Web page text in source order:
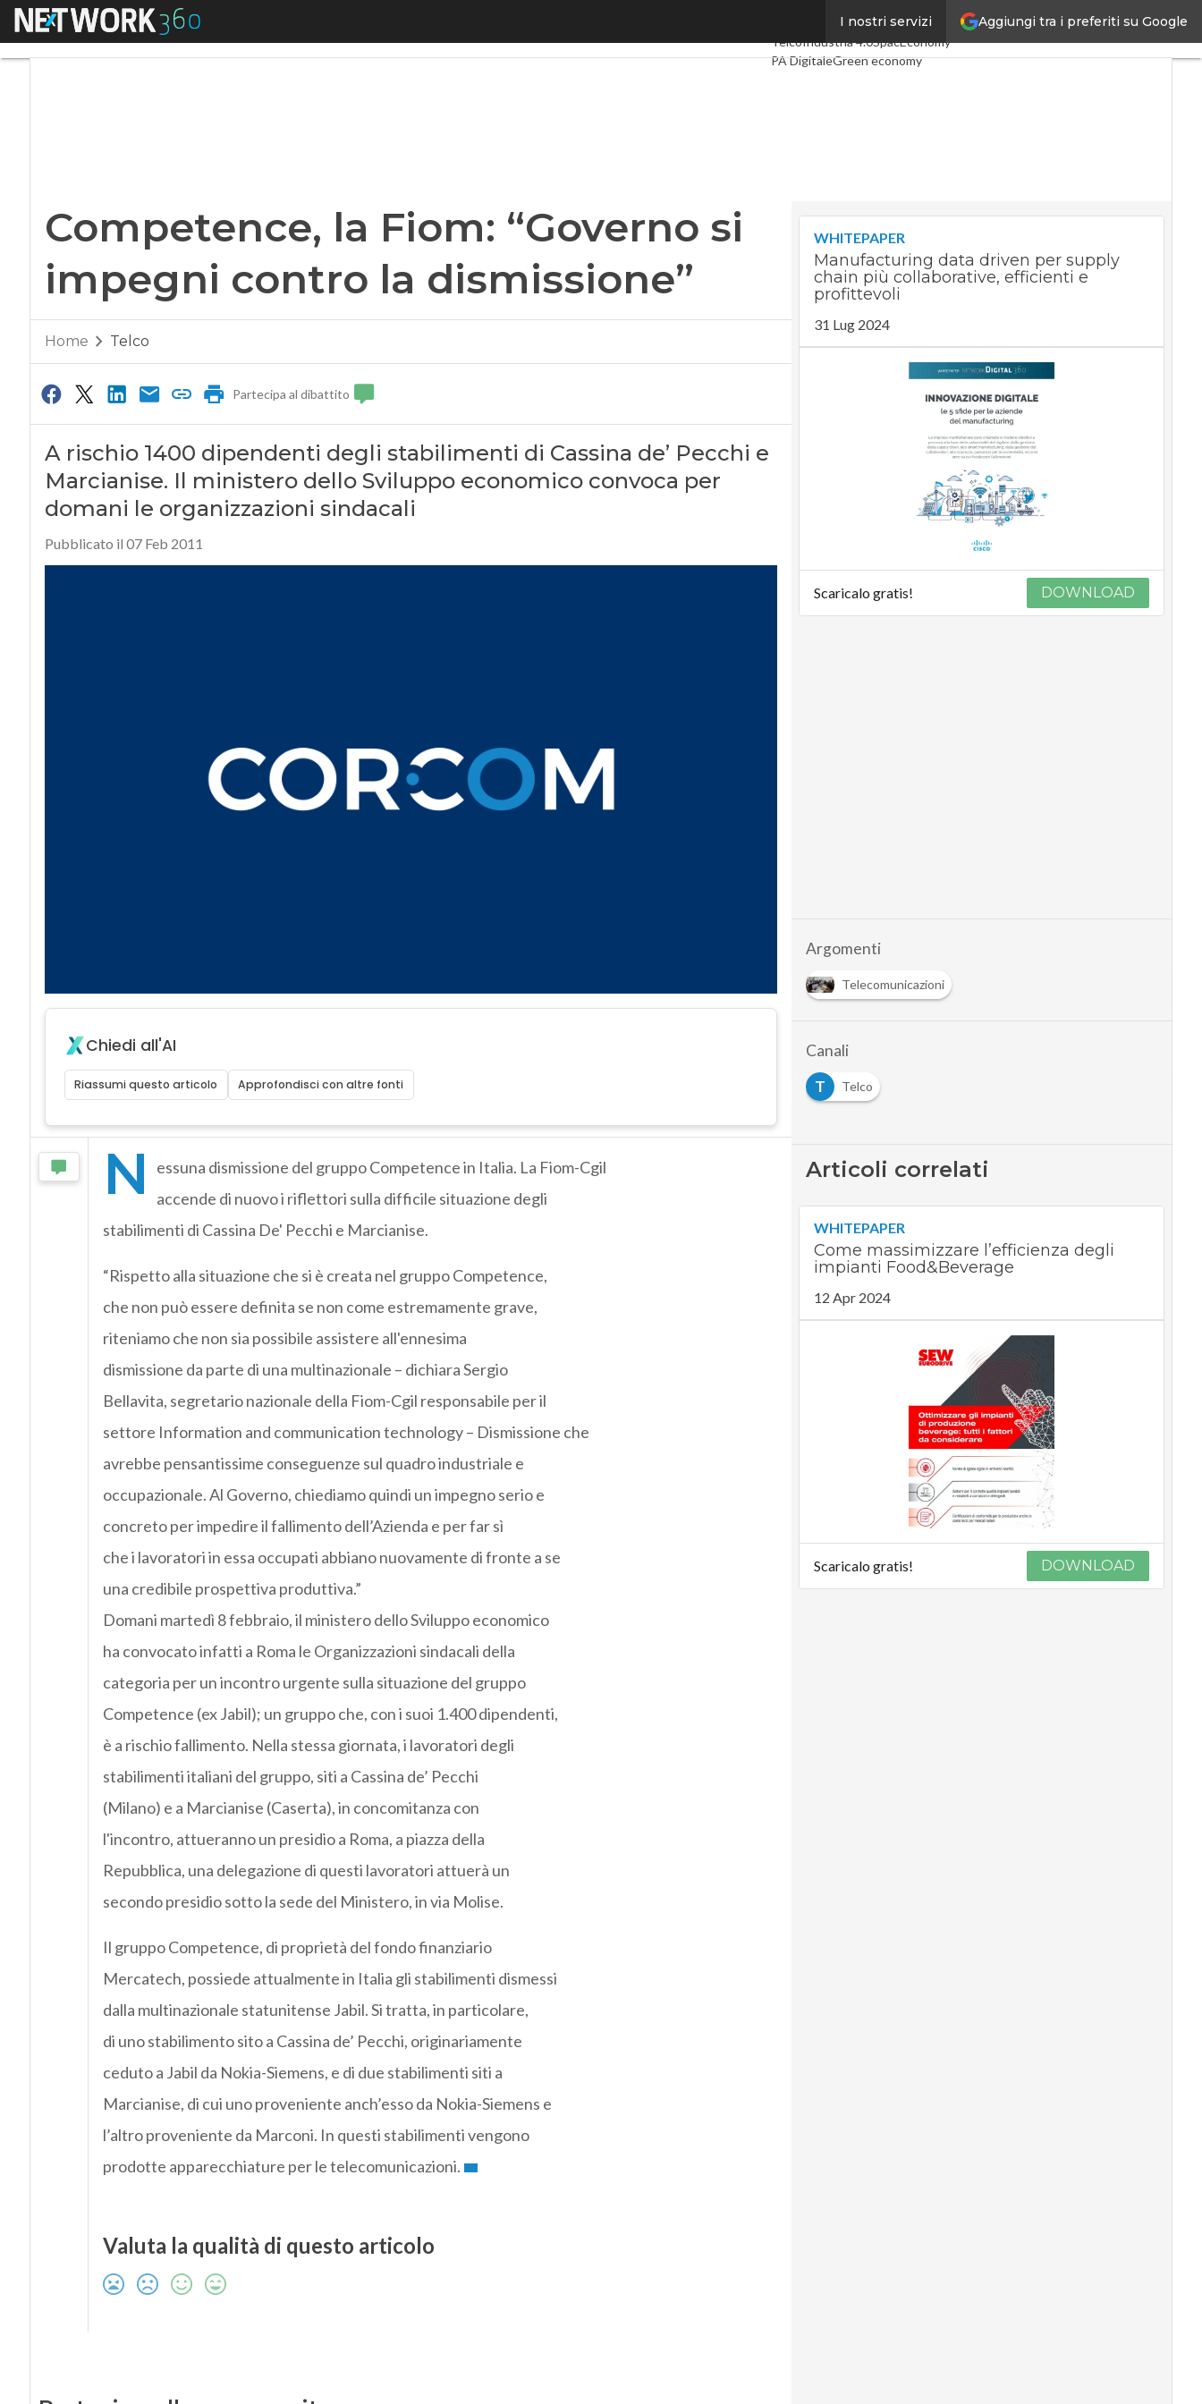
Aggiungi tra i preferiti su Google
I nostri servizi
Menu Ultimi articoli Digital Economy
TelcoIndustria 4.0SpacEconomy
PA DigitaleGreen economy
Competence, la Fiom: “Governo si
impegni contro la dismissione”
Home Telco
Partecipa al dibattito
A rischio 1400 dipendenti degli stabilimenti di Cassina de’ Pecchi e
Marcianise. Il ministero dello Sviluppo economico convoca per
domani le organizzazioni sindacali
Pubblicato il 07 Feb 2011
Chiedi all'AI
Riassumi questo articolo Approfondisci con altre fonti
N
essuna dismissione del gruppo Competence in Italia. La Fiom-Cgil
accende di nuovo i riflettori sulla difficile situazione degli
stabilimenti di Cassina De' Pecchi e Marcianise.
“Rispetto alla situazione che si è creata nel gruppo Competence,
che non può essere definita se non come estremamente grave,
riteniamo che non sia possibile assistere all'ennesima
dismissione da parte di una multinazionale – dichiara Sergio
Bellavita, segretario nazionale della Fiom-Cgil responsabile per il
settore Information and communication technology – Dismissione che
avrebbe pensantissime conseguenze sul quadro industriale e
occupazionale. Al Governo, chiediamo quindi un impegno serio e
concreto per impedire il fallimento dell’Azienda e per far sì
che i lavoratori in essa occupati abbiano nuovamente di fronte a se
una credibile prospettiva produttiva.”
Domani martedì 8 febbraio, il ministero dello Sviluppo economico
ha convocato infatti a Roma le Organizzazioni sindacali della
categoria per un incontro urgente sulla situazione del gruppo
Competence (ex Jabil); un gruppo che, con i suoi 1.400 dipendenti,
è a rischio fallimento. Nella stessa giornata, i lavoratori degli
stabilimenti italiani del gruppo, siti a Cassina de’ Pecchi
(Milano) e a Marcianise (Caserta), in concomitanza con
l'incontro, attueranno un presidio a Roma, a piazza della
Repubblica, una delegazione di questi lavoratori attuerà un
secondo presidio sotto la sede del Ministero, in via Molise.
Il gruppo Competence, di proprietà del fondo finanziario
Mercatech, possiede attualmente in Italia gli stabilimenti dismessi
dalla multinazionale statunitense Jabil. Si tratta, in particolare,
di uno stabilimento sito a Cassina de’ Pecchi, originariamente
ceduto a Jabil da Nokia-Siemens, e di due stabilimenti siti a
Marcianise, di cui uno proveniente anch’esso da Nokia-Siemens e
l’altro proveniente da Marconi. In questi stabilimenti vengono
prodotte apparecchiature per le telecomunicazioni.
Valuta la qualità di questo articolo
WHITEPAPER
Manufacturing data driven per supply
chain più collaborative, efficienti e
profittevoli
31 Lug 2024
Scaricalo gratis! DOWNLOAD
Argomenti
Telecomunicazioni
Canali
T
Telco
Articoli correlati
WHITEPAPER
Come massimizzare l’efficienza degli
impianti Food&Beverage
12 Apr 2024
Scaricalo gratis! DOWNLOAD